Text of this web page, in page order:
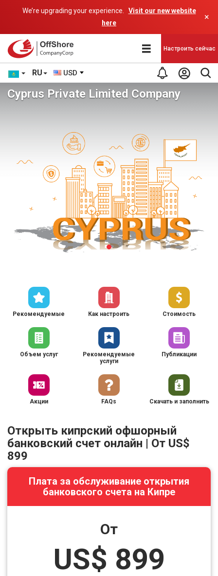
We’re upgrading your experience.
Visit our new website
here
×
RU USD
Настроить сейчас
Cyprus Private Limited Company
Рекомендуемые Как настроить Стоимость
Объем услуг
Рекомендуемые
услуги
Публикации
Акции FAQs Скачать и заполнить
Открыть кипрский офшорный
банковский счет онлайн | От US$
899
Плата за обслуживание открытия
банковского счета на Кипре
От
US$ 899